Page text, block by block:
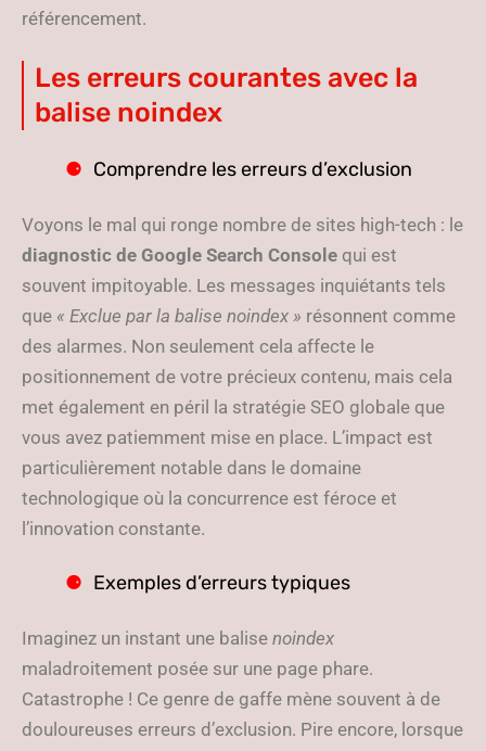
référencement.
Les erreurs courantes avec la
balise noindex
Comprendre les erreurs d’exclusion
Voyons le mal qui ronge nombre de sites high-tech : le
diagnostic de Google Search Console qui est
souvent impitoyable. Les messages inquiétants tels
que « Exclue par la balise noindex » résonnent comme
des alarmes. Non seulement cela affecte le
positionnement de votre précieux contenu, mais cela
met également en péril la stratégie SEO globale que
vous avez patiemment mise en place. L’impact est
particulièrement notable dans le domaine
technologique où la concurrence est féroce et
l’innovation constante.
Exemples d’erreurs typiques
Imaginez un instant une balise noindex
maladroitement posée sur une page phare.
Catastrophe ! Ce genre de gaffe mène souvent à de
douloureuses erreurs d’exclusion. Pire encore, lorsque